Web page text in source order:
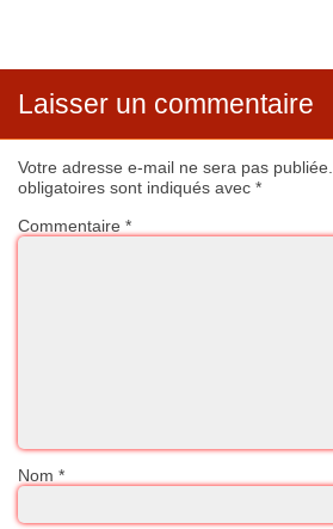
Laisser un commentaire
Votre adresse e-mail ne sera pas publiée.
obligatoires sont indiqués avec *
Commentaire *
Nom *